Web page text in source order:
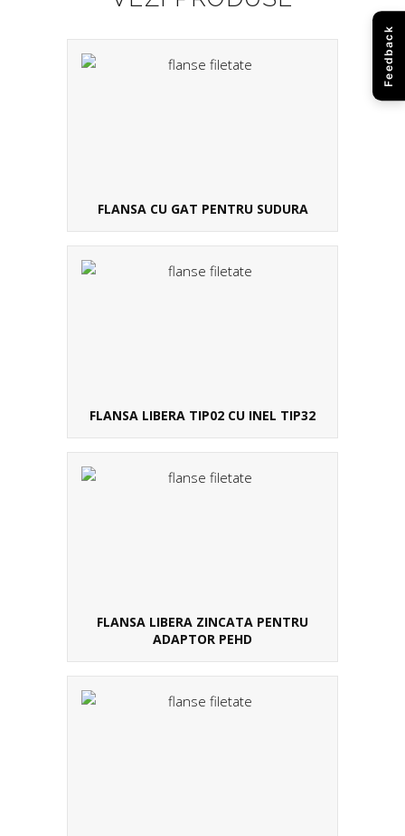
FLANSA CU GAT PENTRU SUDURA
FLANSA LIBERA TIP02 CU INEL TIP32
FLANSA LIBERA ZINCATA PENTRU
ADAPTOR PEHD
Feedback